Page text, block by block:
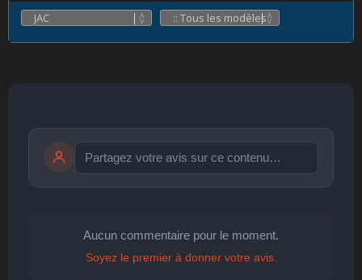
publication immédiate Publier
Aucun commentaire pour le moment.
Soyez le premier à donner votre avis.